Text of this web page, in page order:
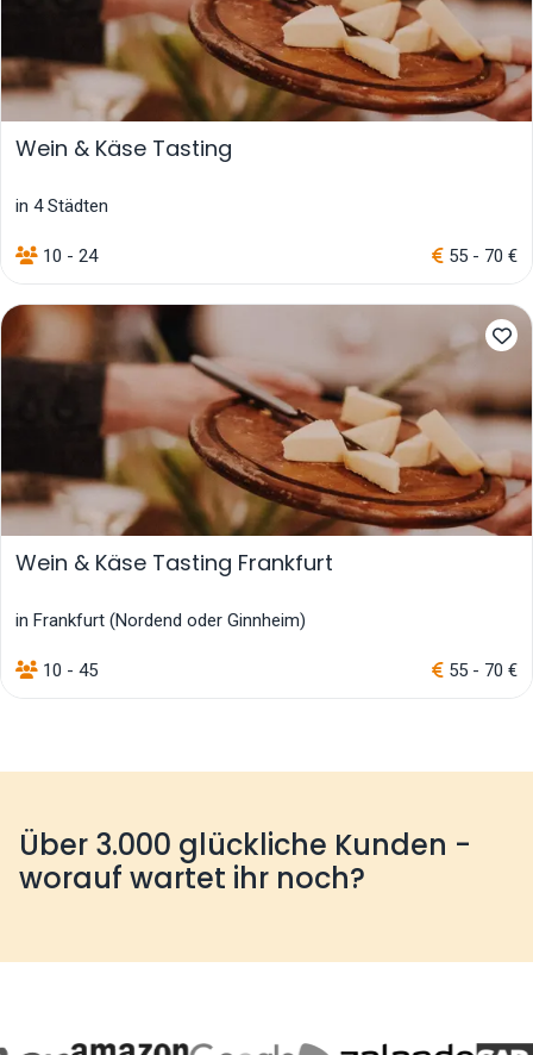
Wein & Käse Tasting
in 4 Städten
10 - 24 55 - 70 €
Wein & Käse Tasting Frankfurt
in Frankfurt (Nordend oder Ginnheim)
10 - 45 55 - 70 €
Über 3.000 glückliche Kunden -
worauf wartet ihr noch?